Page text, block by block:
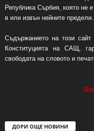
Република Сърбия, която не
в или извън нейните предели.
Съдържанието на този
Конституцията на САЩ,
свободата на словото и
ДОРИ ОЩЕ НОВИНИ